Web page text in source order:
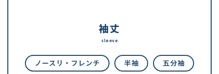
袖丈
sleeve
ノースリ・フレンチ 半袖 五分袖